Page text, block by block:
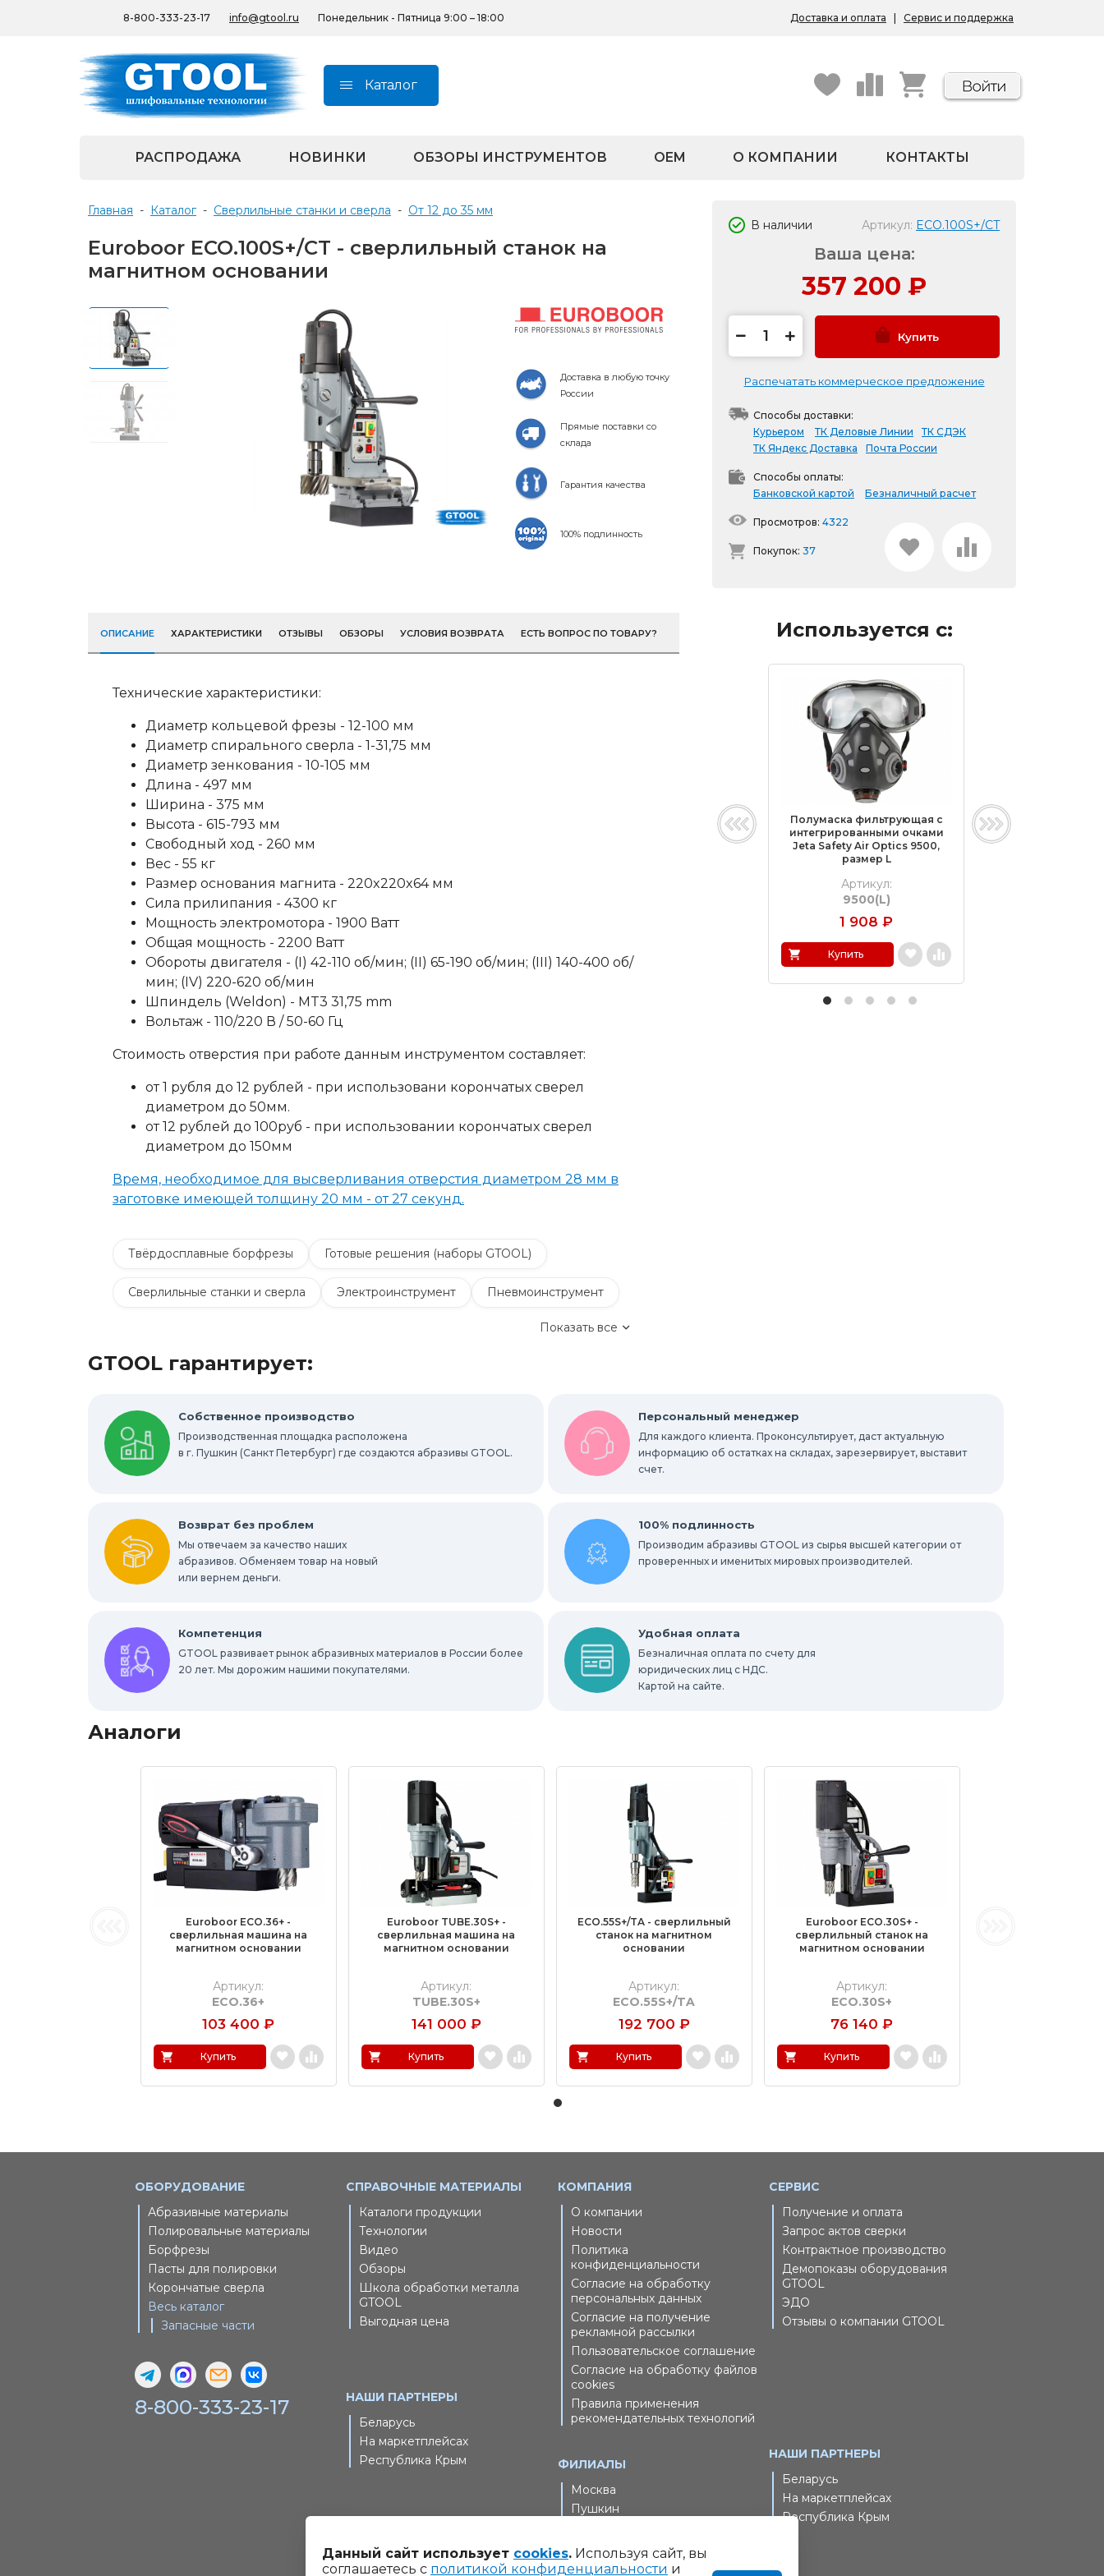
8-800-333-23-17 info@gtool.ru Понедельник - Пятница 9:00 – 18:00 Доставка и оплата Сервис и поддержка
Каталог
РАСПРОДАЖА НОВИНКИ ОБЗОРЫ ИНСТРУМЕНТОВ OEM О КОМПАНИИ КОНТАКТЫ
Главная - Каталог - Сверлильные станки и сверла - от 12 до 35 мм
Euroboor ECO.100S+/CT - сверлильный станок на
магнитном основании
Доставка в любую точку
России
Прямые поставки со
склада
Гарантия качества
100% подлинность
В наличии Артикул: ECO.100S+/CT
Ваша цена:
357 200 ₽
Купить
Распечатать коммерческое предложение
Способы доставки:
Курьером
ТК Деловые Линии
ТК СДЭК
ТК Яндекс Доставка
Почта России
Способы оплаты:
Банковской картой
Безналичный расчет
Просмотров: 4322
Покупок: 37
ОПИСАНИЕ ХАРАКТЕРИСТИКИ ОТЗЫВЫ ОБЗОРЫ УСЛОВИЯ ВОЗВРАТА ЕСТЬ ВОПРОС ПО ТОВАРУ?
Технические характеристики:
Диаметр кольцевой фрезы - 12-100 мм
Диаметр спирального сверла - 1-31,75 мм
Диаметр зенкования - 10-105 мм
Длина - 497 мм
Ширина - 375 мм
Высота - 615-793 мм
Свободный ход - 260 мм
Вес - 55 кг
Размер основания магнита - 220x220x64 мм
Сила прилипания - 4300 кг
Мощность электромотора - 1900 Ватт
Общая мощность - 2200 Ватт
Обороты двигателя - (I) 42-110 об/мин; (II) 65-190 об/мин; (III) 140-400 об/
мин; (IV) 220-620 об/мин
Шпиндель (Weldon) - MT3 31,75 mm
Вольтаж - 110/220 В / 50-60 Гц
Стоимость отверстия при работе данным инструментом составляет:
от 1 рубля до 12 рублей - при использовани корончатых сверел
диаметром до 50мм.
от 12 рублей до 100руб - при использовании корончатых сверел
диаметром до 150мм
Время, необходимое для высверливания отверстия диаметром 28 мм в
заготовке имеющей толщину 20 мм - от 27 секунд.
Твёрдосплавные борфрезы Готовые решения (наборы GTOOL)
Сверлильные станки и сверла Электроинструмент Пневмоинструмент
Насадки для граверов
Дополнительные комплектующие
Очистители и средства для ухода за металлом Полировальные материалы
Абразивные материалы Технические щетки Новинки Распродажа
Показать все
Используется с:
Полумаска фильтрующая с
интегрированными очками
Jeta Safety Air Optics 9500,
размер L
Артикул:
9500(L)
1 908 ₽
Купить
Полумаска с
фильтров) Jeta
GTOOL гарантирует:
Собственное производство
Производственная площадка расположена
в г. Пушкин (Санкт Петербург) где создаются абразивы GTOOL.
Персональный менеджер
Для каждого клиента. Проконсультирует, даст актуальную
информацию об остатках на складах, зарезервирует, выставит
счет.
Возврат без проблем
Мы отвечаем за качество наших
абразивов. Обменяем товар на новый
или вернем деньги.
100% подлинность
Производим абразивы GTOOL из сырья высшей категории от
проверенных и именитых мировых производителей.
Компетенция
GTOOL развивает рынок абразивных материалов в России более
20 лет. Мы дорожим нашими покупателями.
Удобная оплата
Безналичная оплата по счету для
юридических лиц с НДС.
Картой на сайте.
Аналоги
Euroboor ECO.36+ -
сверлильная машина на
магнитном основании
Артикул:
ECO.36+
103 400 ₽
Купить
Euroboor TUBE.30S+ -
сверлильная машина на
магнитном основании
Артикул:
TUBE.30S+
141 000 ₽
Купить
ECO.55S+/TA - сверлильный
станок на магнитном
основании
Артикул:
ECO.55S+/TA
192 700 ₽
Купить
Euroboor ECO.30S+ -
сверлильный станок на
магнитном основании
Артикул:
ECO.30S+
76 140 ₽
Купить
ОБОРУДОВАНИЕ
Абразивные материалы
Полировальные материалы
Борфрезы
Пасты для полировки
Корончатые сверла
Весь каталог
Запасные части
8-800-333-23-17
СПРАВОЧНЫЕ МАТЕРИАЛЫ
Каталоги продукции
Технологии
Видео
Обзоры
Школа обработки металла
GTOOL
Выгодная цена
НАШИ ПАРТНЕРЫ
Беларусь
На маркетплейсах
Республика Крым
КОМПАНИЯ
О компании
Новости
Политика
конфиденциальности
Согласие на обработку
персональных данных
Согласие на получение
рекламной рассылки
Пользовательское соглашение
Согласие на обработку файлов
cookies
Правила применения
рекомендательных технологий
ФИЛИАЛЫ
Москва
Пушкин
СЕРВИС
Получение и оплата
Запрос актов сверки
Контрактное производство
Демопоказы оборудования
GTOOL
ЭДО
Отзывы о компании GTOOL
НАШИ ПАРТНЕРЫ
Беларусь
На маркетплейсах
Республика Крым
Данный сайт использует cookies. Используя сайт, вы
соглашаетесь с политикой конфиденциальности и